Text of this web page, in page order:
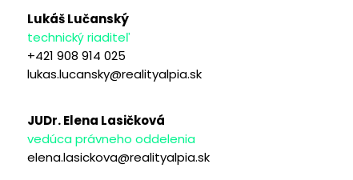
Lukáš Lučanský
technický riaditeľ
+421 908 914 025
lukas.lucansky@realityalpia.sk
JUDr. Elena Lasičková
vedúca právneho oddelenia
elena.lasickova@realityalpia.sk